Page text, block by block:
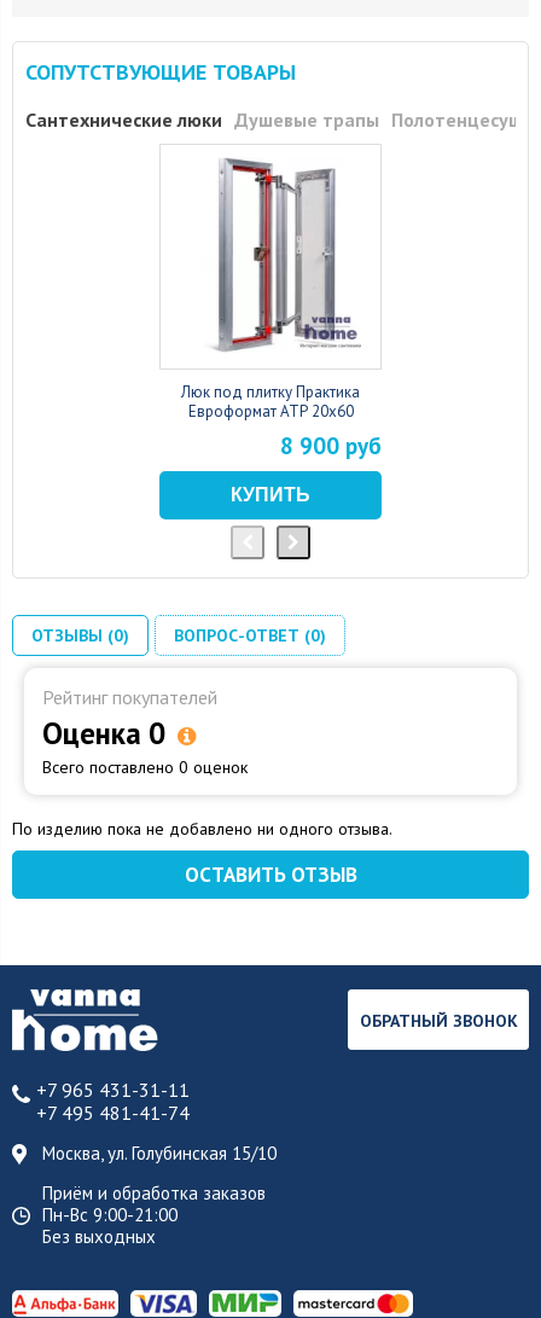
СОПУТСТВУЮЩИЕ ТОВАРЫ
Сантехнические люки Душевые трапы
Люк под плитку Практика
Евроформат АТР 20x60
8 900 руб
ОТЗЫВЫ (0) ВОПРОС-ОТВЕТ (0)
Рейтинг покупателей
Оценка 0
Всего поставлено 0 оценок
По изделию пока не добавлено ни одного отзыва.
ОСТАВИТЬ ОТЗЫВ
+7 965 431-31-11
+7 495 481-41-74
Москва, ул. Голубинская 15/10
Приём и обработка заказов
Пн-Вс 9:00-21:00
Без выходных
ОБРАТНЫЙ ЗВОНОК